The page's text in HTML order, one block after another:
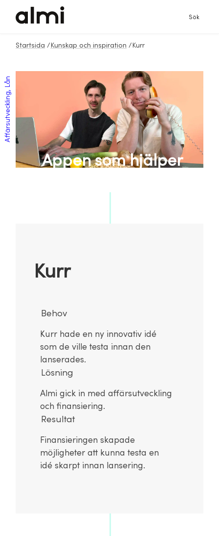
Sök
Startsida / Kunskap och inspiration / Kurr
Appen som hjälper
Affärsutveckling, Lån
Kurr
Behov
Kurr hade en ny innovativ idé
som de ville testa innan den
lanserades.
Lösning
Almi gick in med affärsutveckling
och finansiering.
Resultat
Finansieringen skapade
möjligheter att kunna testa en
idé skarpt innan lansering.